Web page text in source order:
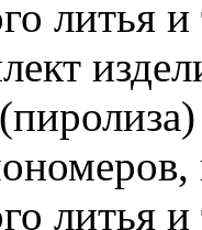
литья
литья